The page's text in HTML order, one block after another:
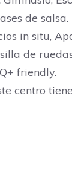
de salsa.
in situ,
de
friendly.
centro